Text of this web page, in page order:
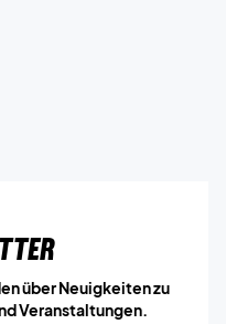
über Neuigkeiten zu
Veranstaltungen.